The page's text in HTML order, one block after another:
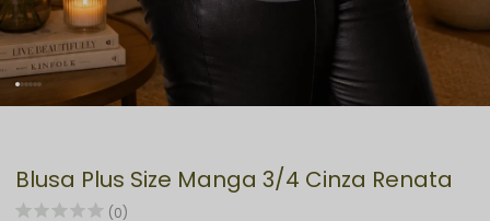
Blusa Plus Size Manga 3/4 Cinza Renata
(0)